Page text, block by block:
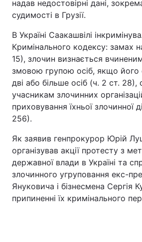
надав недостовірні дані,
судимості в Грузії.
В Україні Саакашвілі
Кримінального кодексу: замах
15), злочин визнається
змовою групою осіб, якщо його
дві або більше осіб (ч. 2 ст. 28),
учасникам злочинних
приховування їхньої злочинної
256).
Як заявив генпрокурор Юрій
організував акції протесту з
державної влади в Україні та
злочинного угруповання екс-
Януковича і бізнесмена Сергія
припиненні їх кримінального